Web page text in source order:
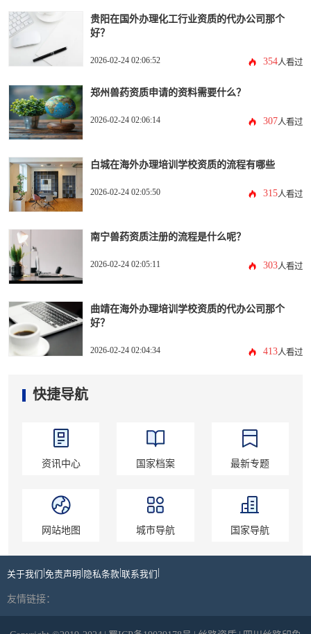
贵阳在国外办理化工行业资质的代办公司那个
好？
2026-02-24 02:06:52 354人看过
郑州兽药资质申请的资料需要什么？
2026-02-24 02:06:14 307人看过
白城在海外办理培训学校资质的流程有哪些
2026-02-24 02:05:50 315人看过
南宁兽药资质注册的流程是什么呢？
2026-02-24 02:05:11 303人看过
曲靖在海外办理培训学校资质的代办公司那个
好？
2026-02-24 02:04:34 413人看过
快捷导航
资讯中心 国家档案 最新专题
网站地图 城市导航 国家导航
关于我们 免责声明 隐私条款 联系我们
友情链接：